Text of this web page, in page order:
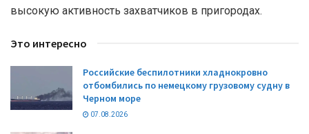
высокую активность захватчиков в пригородах.
Это интересно
Российские беспилотники хладнокровно
отбомбились по немецкому грузовому судну в
Черном море
07.08.2026